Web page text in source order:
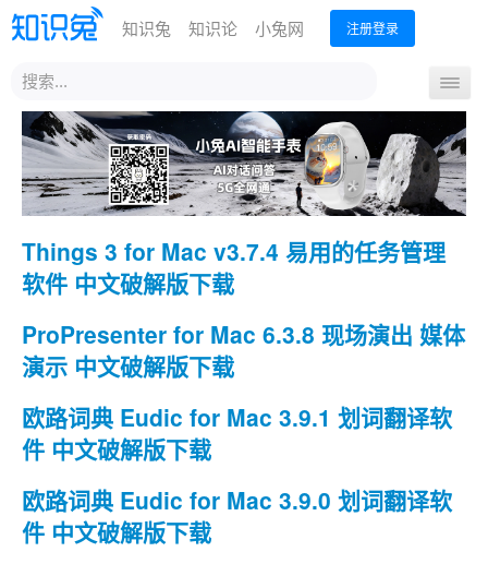
知识兔 知识论 小兔网 注册登录
站
内
索
导
航
开
关
首页
Things 3 for Mac v3.7.4 易用的任务管理
软件 中文破解版下载
ProPresenter for Mac 6.3.8 现场演出 媒体
演示 中文破解版下载
欧路词典 Eudic for Mac 3.9.1 划词翻译软
件 中文破解版下载
欧路词典 Eudic for Mac 3.9.0 划词翻译软
件 中文破解版下载